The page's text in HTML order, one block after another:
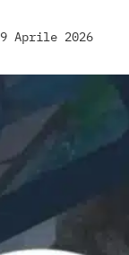
9 Aprile 2026